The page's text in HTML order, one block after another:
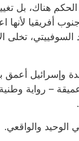
هناك، بل
أفريقيا لأنها
السوفييتي، تخلى
وإسرائيل أعمق
– رواية
الوحيد والواقعي.